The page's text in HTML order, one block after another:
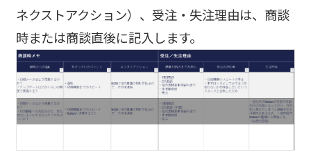
ネクストアクション）、受注・失注理由は、商談
時または商談直後に記入します。